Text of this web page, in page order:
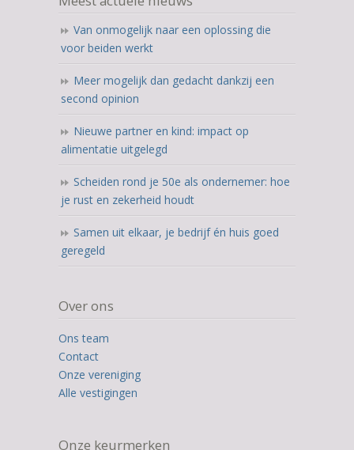
ratings
Van onmogelijk naar een oplossing die
voor beiden werkt
Meer mogelijk dan gedacht dankzij een
second opinion
Nieuwe partner en kind: impact op
alimentatie uitgelegd
Scheiden rond je 50e als ondernemer: hoe
je rust en zekerheid houdt
Samen uit elkaar, je bedrijf én huis goed
geregeld
Over ons
Ons team
Contact
Onze vereniging
Alle vestigingen
Onze keurmerken